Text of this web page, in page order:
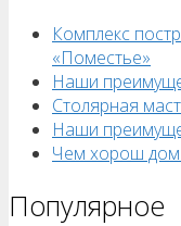
Комплекс
«Поместье»
Наши
Столярная
Наши
Чем хорош дом
Популярное